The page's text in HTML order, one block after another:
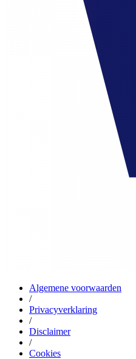
Algemene voorwaarden
/
Privacyverklaring
/
Disclaimer
/
Cookies